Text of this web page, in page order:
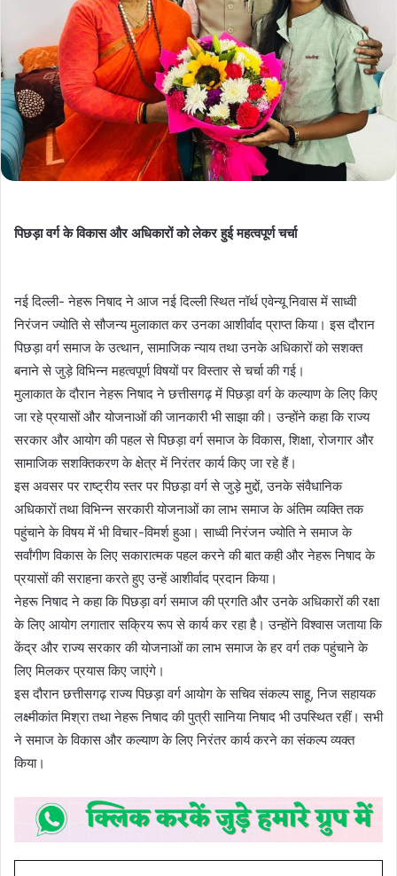
पिछड़ा वर्ग के विकास और अधिकारों को लेकर हुई महत्वपूर्ण चर्चा
नई दिल्ली- नेहरू निषाद ने आज नई दिल्ली स्थित नॉर्थ एवेन्यू निवास में साध्वी
निरंजन ज्योति से सौजन्य मुलाकात कर उनका आशीर्वाद प्राप्त किया। इस दौरान
पिछड़ा वर्ग समाज के उत्थान, सामाजिक न्याय तथा उनके अधिकारों को सशक्त
बनाने से जुड़े विभिन्न महत्वपूर्ण विषयों पर विस्तार से चर्चा की गई।
मुलाकात के दौरान नेहरू निषाद ने छत्तीसगढ़ में पिछड़ा वर्ग के कल्याण के लिए किए
जा रहे प्रयासों और योजनाओं की जानकारी भी साझा की। उन्होंने कहा कि राज्य
सरकार और आयोग की पहल से पिछड़ा वर्ग समाज के विकास, शिक्षा, रोजगार और
सामाजिक सशक्तिकरण के क्षेत्र में निरंतर कार्य किए जा रहे हैं।
इस अवसर पर राष्ट्रीय स्तर पर पिछड़ा वर्ग से जुड़े मुद्दों, उनके संवैधानिक
अधिकारों तथा विभिन्न सरकारी योजनाओं का लाभ समाज के अंतिम व्यक्ति तक
पहुंचाने के विषय में भी विचार-विमर्श हुआ। साध्वी निरंजन ज्योति ने समाज के
सर्वांगीण विकास के लिए सकारात्मक पहल करने की बात कही और नेहरू निषाद के
प्रयासों की सराहना करते हुए उन्हें आशीर्वाद प्रदान किया।
नेहरू निषाद ने कहा कि पिछड़ा वर्ग समाज की प्रगति और उनके अधिकारों की रक्षा
के लिए आयोग लगातार सक्रिय रूप से कार्य कर रहा है। उन्होंने विश्वास जताया कि
केंद्र और राज्य सरकार की योजनाओं का लाभ समाज के हर वर्ग तक पहुंचाने के
लिए मिलकर प्रयास किए जाएंगे।
इस दौरान छत्तीसगढ़ राज्य पिछड़ा वर्ग आयोग के सचिव संकल्प साहू, निज सहायक
लक्ष्मीकांत मिश्रा तथा नेहरू निषाद की पुत्री सानिया निषाद भी उपस्थित रहीं। सभी
ने समाज के विकास और कल्याण के लिए निरंतर कार्य करने का संकल्प व्यक्त
किया।